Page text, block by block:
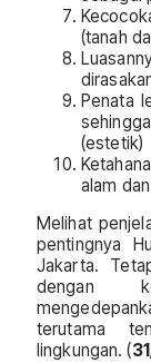
(tanah
Penata
(estetik)
alam
Melihat
pentingnya
Jakarta.
dengan
terutama
lingkungan. (